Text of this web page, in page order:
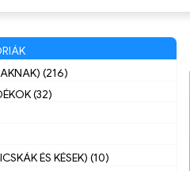
(216)
(32)
ÉS KÉSEK) (10)